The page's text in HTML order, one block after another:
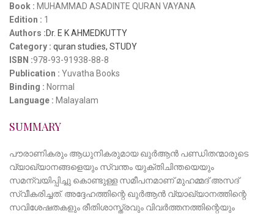
Book : MUHAMMAD ASADINTE QURAN VAYANA
Edition : 1
Authors :Dr. E K AHMEDKUTTY
Category : quran studies, STUDY
ISBN :978-93-91938-88-8
Publication : Yuvatha Books
Binding : Normal
Language : Malayalam
SUMMARY
പൗരാണികരും ആധുനികരുമായ ഖുർആൻ പണ്ഡിതന്മാരുടെ
വ്യാഖ്യാനങ്ങളെയും സ്വന്തം യുക്തിചിന്തയെയും
സമന്വയിപ്പിച്ചു കൊണ്ടുള്ള സമീപനമാണ് മുഹമ്മദ് അസദ്
സ്വീകരിച്ചത്. അദ്ദേഹത്തിന്റെ ഖുർആൻ വ്യാഖ്യാനത്തിന്റെ
സവിശേഷതകളും രീതിശാസ്ത്രവും വിവർത്തനത്തിന്റെയും